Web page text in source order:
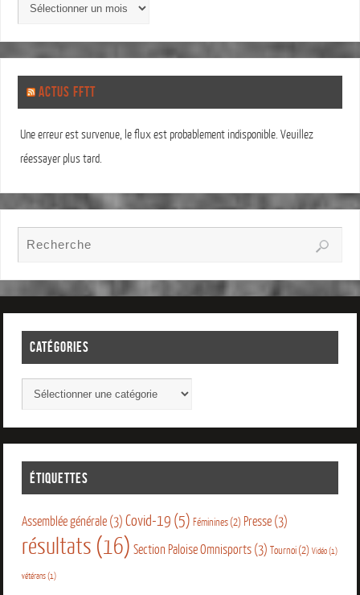
ACTUS FFTT
Une erreur est survenue, le flux est probablement indisponible. Veuillez
réessayer plus tard.
CATÉGORIES
ÉTIQUETTES
Assemblée générale(3) Covid-19 (5) Féminines(2) Presse(3)
résultats (16) Section Paloise Omnisports(3) Tournoi(2) Vidéo(1)
vétérans(1)